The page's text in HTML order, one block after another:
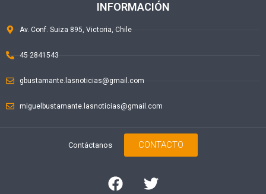
INFORMACIÓN
Av. Conf. Suiza 895, Victoria, Chile
45 2841543
gbustamante.lasnoticias@gmail.com
miguelbustamante.lasnoticias@gmail.com
Contáctanos CONTACTO